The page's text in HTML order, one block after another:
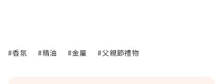
#香氛 #精油 #金屬 #父親節禮物